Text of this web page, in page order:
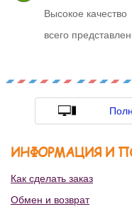
Высокое качество
всего
ИНФОРМАЦИЯ И
Как сделать заказ
Обмен и возврат